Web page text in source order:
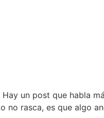
un post que habla
no rasca, es que algo